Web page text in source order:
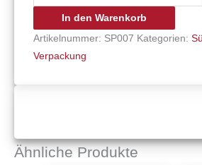
In den Warenkorb
Artikelnummer: SP007 Kategorien:
Verpackung
Ähnliche Produkte